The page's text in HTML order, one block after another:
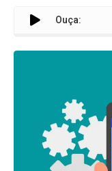
Ouça: